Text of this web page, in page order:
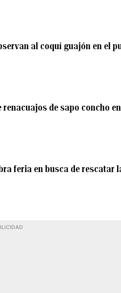
al coquí guajón en el
de sapo concho en
feria en busca de rescatar